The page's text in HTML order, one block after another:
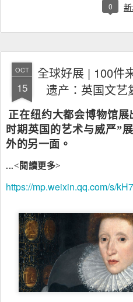
0
OCT
15
全球好展 | 100件
遗产：英国文艺
正在纽约大都会博物馆
时期英国的艺术与威严”
外的另一面。
...<閱讀更多>
https://mp.weixin.qq.com/s/